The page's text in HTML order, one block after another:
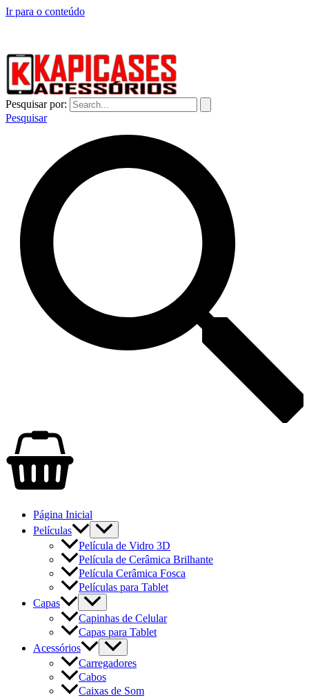
Ir para o conteúdo
Pesquisar por:
Pesquisar
Página Inicial
Películas
Película de Vidro 3D
Película de Cerâmica Brilhante
Película Cerâmica Fosca
Películas para Tablet
Capas
Capinhas de Celular
Capas para Tablet
Acessórios
Carregadores
Cabos
Caixas de Som